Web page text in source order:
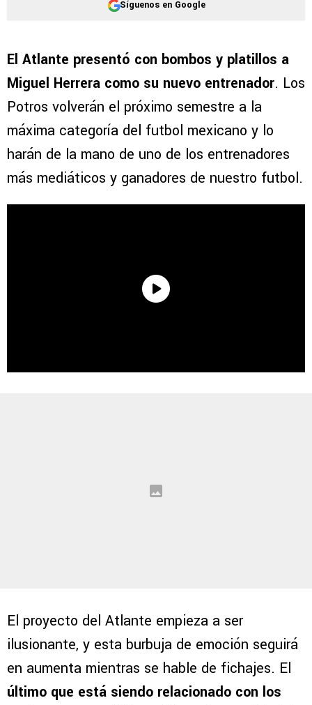
Síguenos en Google
El Atlante presentó con bombos y platillos a
Miguel Herrera como su nuevo entrenador. Los
Potros volverán el próximo semestre a la
máxima categoría del futbol mexicano y lo
harán de la mano de uno de los entrenadores
más mediáticos y ganadores de nuestro futbol.
El proyecto del Atlante empieza a ser
ilusionante, y esta burbuja de emoción seguirá
en aumenta mientras se hable de fichajes. El
último que está siendo relacionado con los